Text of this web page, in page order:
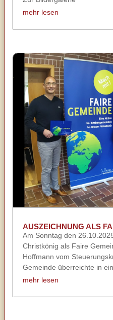
mehr lesen
AUSZEICHNUNG ALS
Am Sonntag den
Christkönig als Faire
Hoffmann vom
Gemeinde überreichte in
mehr lesen